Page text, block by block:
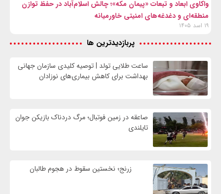
واکاوی ابعاد و تبعات «پیمان مکه»؛ چالش اسلام‌آباد در حفظ توازن
منطقه‌ای و دغدغه‌های امنیتی خاورمیانه
۱۹ اسد ۱۴۰۵
پربازدیدترین ها
ساعت طلایی تولد | توصیه کلیدی سازمان جهانی
بهداشت برای کاهش بیماری‌های نوزادان
صاعقه در زمین فوتبال؛ مرگ دردناک بازیکن جوان
تایلندی
زرنج؛ نخستین سقوط در هجوم طالبان